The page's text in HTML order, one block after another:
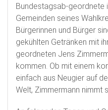
Bundestagsab-geordnete
Gemeinden seines
Bürgerinnen und Bürger
gekühlten Getränken mit
geordneten Jens
kommen. Ob mit einem
einfach aus Neugier auf
Welt, Zimmermann nimmt